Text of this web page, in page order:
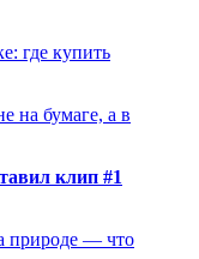
где купить
на бумаге, а в
клип #1
природе — что